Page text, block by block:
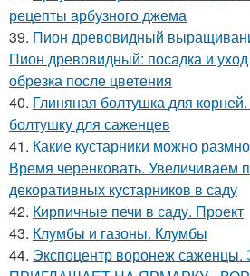
рецепты арбузного джема
39. Пион древовидный
Пион древовидный: посадка и
обрезка после цветения
40. Глиняная болтушка для
болтушку для саженцев
41. Какие кустарники можно
Время черенковать. Увеличиваем
декоративных кустарников в саду
42. Кирпичные печи в саду. Проект
43. Клумбы и газоны. Клумбы
44. Экспоцентр воронеж